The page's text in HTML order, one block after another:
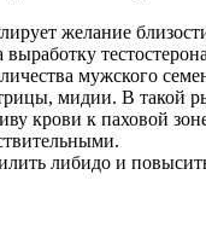
желание
мужского
мидии. В такой
крови к паховой
либидо и